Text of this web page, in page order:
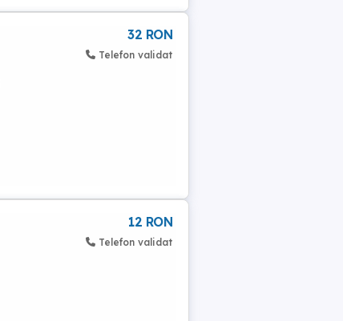
32 RON
Telefon validat
12 RON
Telefon validat